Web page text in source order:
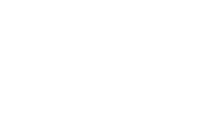
CEDROVÁ